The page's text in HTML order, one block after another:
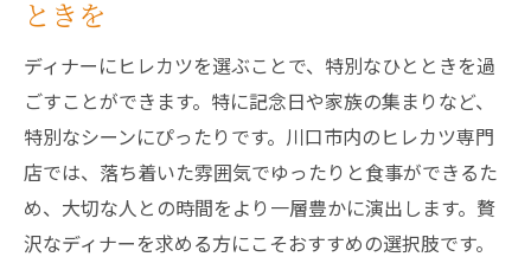
友人とのディナーに最適なヒレカツの味わ
い方
ヒレカツディナーが団らんの時間を充実さ
せる理由
グループで味わうヒレカツディナーの楽し
ときを
ディナーにヒレカツを選ぶことで、特別なひとときを過
ごすことができます。特に記念日や家族の集まりなど、
特別なシーンにぴったりです。川口市内のヒレカツ専門
店では、落ち着いた雰囲気でゆったりと食事ができるた
め、大切な人との時間をより一層豊かに演出します。贅
沢なディナーを求める方にこそおすすめの選択肢です。